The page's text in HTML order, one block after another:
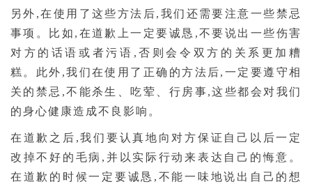
另外,在使用了这些方法后,我们还需要注意一些禁忌
事项。比如,在道歉上一定要诚恳,不要说出一些伤害
对方的话语或者污语,否则会令双方的关系更加糟
糕。此外,我们在使用了正确的方法后,一定要遵守相
关的禁忌,不能杀生、吃荤、行房事,这些都会对我们
的身心健康造成不良影响。
在道歉之后,我们要认真地向对方保证自己以后一定
改掉不好的毛病,并以实际行动来表达自己的悔意。
在道歉的时候一定要诚恳,不能一味地说出自己的想